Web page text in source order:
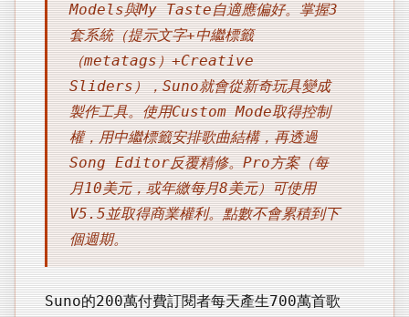
Models與My Taste自適應偏好。掌握3
套系統（提示文字+中繼標籤
（metatags）+Creative
Sliders），Suno就會從新奇玩具變成
製作工具。使用Custom Mode取得控制
權，用中繼標籤安排歌曲結構，再透過
Song Editor反覆精修。Pro方案（每
月10美元，或年繳每月8美元）可使用
V5.5並取得商業權利。點數不會累積到下
個週期。
Suno的200萬付費訂閱者每天產生700萬首歌